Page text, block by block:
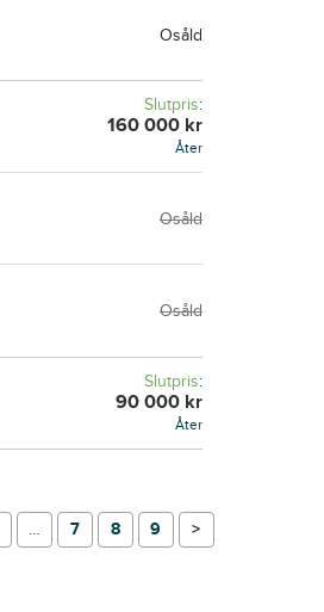
Osåld
Slutpris:
160 000 kr
Åter
Osåld
Osåld
Slutpris:
90 000 kr
Åter
… 7 8 9 →